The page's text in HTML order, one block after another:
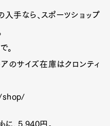
手なら、スポーツショップ
。
のサイズ在庫はクロンティ
shop/
に、5,940円。